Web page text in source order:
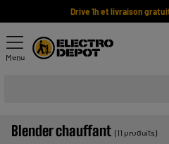
Drive 1h et livraison
Menu
Blender chauffant (11 produits)